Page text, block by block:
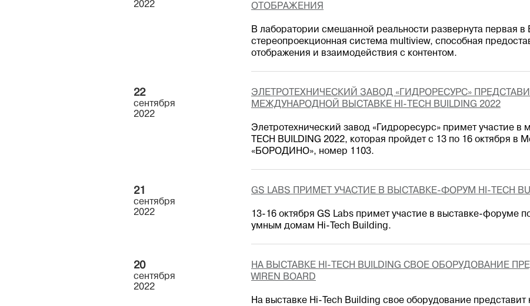
2022
ОТОБРАЖЕНИЯ
В лаборатории смешанной реальности развернута первая в
стереопроекционная система multiview, способная
отображения и взаимодействия с контентом.
22
сентября
2022
ЭЛЕТРОТЕХНИЧЕСКИЙ ЗАВОД «ГИДРОРЕСУРС»
МЕЖДУНАРОДНОЙ ВЫСТАВКЕ HI-TECH BUILDING 2022
Элетротехнический завод «Гидроресурс» примет участие в
TECH BUILDING 2022, которая пройдет с 13 по 16 октября в
«БОРОДИНО», номер 1103.
21
сентября
2022
GS LABS ПРИМЕТ УЧАСТИЕ В ВЫСТАВКЕ-ФОРУМ HI-TECH
13-16 октября GS Labs примет участие в выставке-форуме
умным домам Hi-Tech Building.
20
сентября
2022
НА ВЫСТАВКЕ HI-TECH BUILDING СВОЕ ОБОРУДОВАНИЕ
WIREN BOARD
На выставке Hi-Tech Building свое оборудование представит